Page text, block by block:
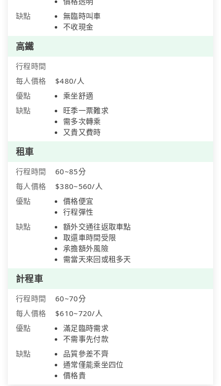
缺點
無臨時叫車
不收現金
高鐵
行程時間
每人價格
$480/人
優點
乘坐舒適
缺點
旺季一票難求
需多次轉乘
又貴又費時
租車
行程時間
60~85分
每人價格
$380~560/人
優點
價格便宜
行程彈性
缺點
額外交通往返取車點
取還車時間受限
承擔額外風險
需當天來回或租多天
計程車
行程時間
60~70分
每人價格
$610~720/人
優點
滿足臨時需求
不需事先付款
缺點
品質參差不齊
通常僅能乘坐四位
價格貴